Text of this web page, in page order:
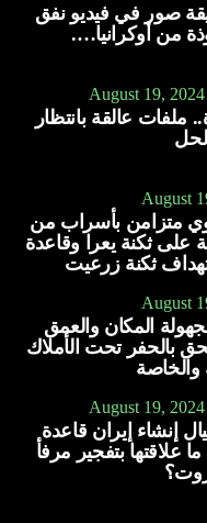
صور في فيديو نفق
August 19, 2024
عالقة بانتظار
الحل
August
متزامن بأسراب من
على ثكنة يعرا وقاعدة
ثكنة زرعيت
August
مجهولة المكان والعمق
بالحفر تحت الأملاك
والخاصة
August 19, 2024
إنشاء إيران قاعدة
علاقتها بتفجير مرفأ